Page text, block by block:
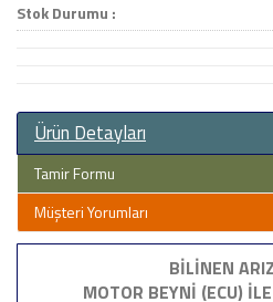
Stok Durumu :
Ürün Detayları
Tamir Formu
Müşteri Yorumları
BİLİNEN
MOTOR BEYNİ (ECU)